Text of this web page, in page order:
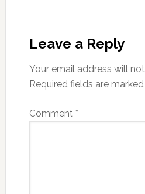
Interactions
Leave a Reply
Your email address will
Required fields are marked
Comment *